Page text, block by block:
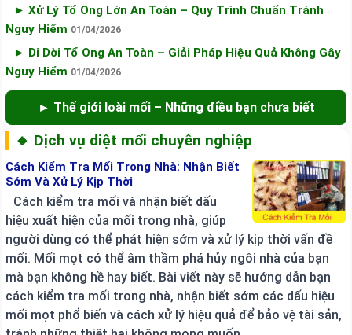
► Xử Lý Tổ Ong Lớn An Toàn – Quy Trình Chuẩn Tránh
Nguy Hiểm 01/04/2026
► Di Dời Tổ Ong An Toàn – Giải Pháp Hiệu Quả Không Gây
Nguy Hiểm 01/04/2026
► Thế giới loài mối – Những điều bạn chưa biết
🔸 Dịch vụ diệt mối chuyên nghiệp
Cách Kiểm Tra Mối Trong Nhà: Nhận Biết
Sớm Và Xử Lý Kịp Thời
Cách kiểm tra mối và nhận biết dấu
hiệu xuất hiện của mối trong nhà, giúp
người dùng có thể phát hiện sớm và xử lý kịp thời vấn đề
mối. Mối mọt có thể âm thầm phá hủy ngôi nhà của bạn
mà bạn không hề hay biết. Bài viết này sẽ hướng dẫn bạn
cách kiểm tra mối trong nhà, nhận biết sớm các dấu hiệu
mối mọt phổ biến và cách xử lý hiệu quả để bảo vệ tài sản,